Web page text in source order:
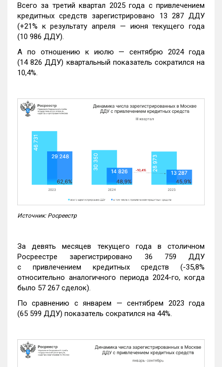
Всего за третий квартал 2025 года с привлечением
кредитных средств зарегистрировано 13 287 ДДУ
(+21% к результату апреля — июня текущего года
(10 986 ДДУ).
А по отношению к июлю — сентябрю 2024 года
(14 826 ДДУ) квартальный показатель сократился на
10,4%.
Источник: Росреестр
За девять месяцев текущего года в столичном
Росреестре зарегистрировано 36 759 ДДУ
с привлечением кредитных средств (-35,8%
относительно аналогичного периода 2024-го, когда
было 57 267 сделок).
По сравнению с январем — сентябрем 2023 года
(65 599 ДДУ) показатель сократился на 44%.